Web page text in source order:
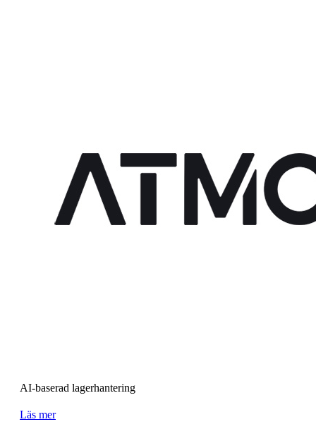
AI-baserad lagerhantering
Läs mer